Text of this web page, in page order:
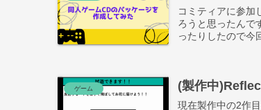
コミティアに参加
ろうと思ったんで
ったりしたので今
ゲーム (製作中
現在製作中の2作目のゲームです。 反射アクション